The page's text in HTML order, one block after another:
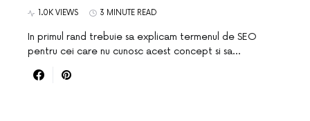
1.0K VIEWS 3 MINUTE READ
In primul rand trebuie sa explicam termenul de SEO
pentru cei care nu cunosc acest concept si sa…